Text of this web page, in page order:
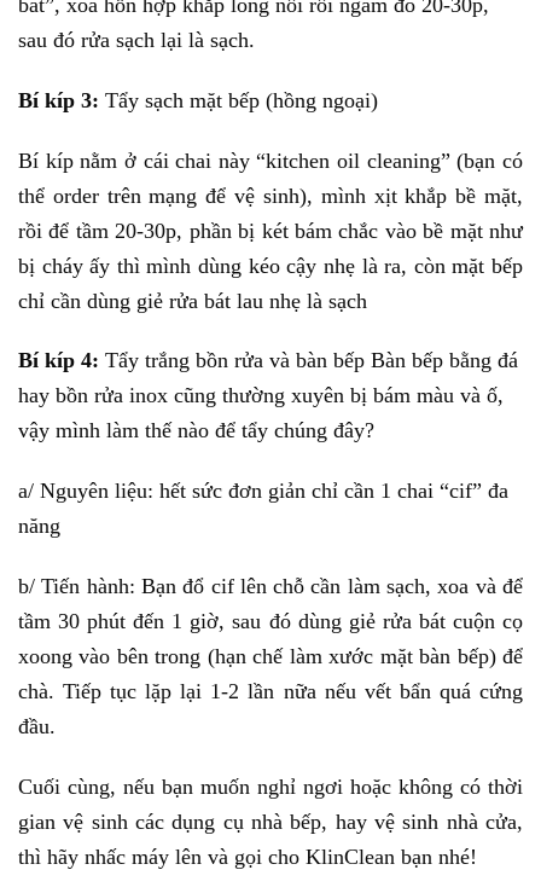
sau đó rửa sạch lại là sạch.
Bí kíp 3: Tẩy sạch mặt bếp (hồng ngoại)
Bí kíp nằm ở cái chai này “kitchen oil cleaning” (bạn có
thể order trên mạng để vệ sinh), mình xịt khắp bề mặt,
rồi để tầm 20-30p, phần bị két bám chắc vào bề mặt như
bị cháy ấy thì mình dùng kéo cậy nhẹ là ra, còn mặt bếp
chỉ cần dùng giẻ rửa bát lau nhẹ là sạch
Bí kíp 4: Tẩy trắng bồn rửa và bàn bếp Bàn bếp bằng đá
hay bồn rửa inox cũng thường xuyên bị bám màu và ố,
vậy mình làm thế nào để tẩy chúng đây?
a/ Nguyên liệu: hết sức đơn giản chỉ cần 1 chai “cif” đa
năng
b/ Tiến hành: Bạn đổ cif lên chỗ cần làm sạch, xoa và để
tầm 30 phút đến 1 giờ, sau đó dùng giẻ rửa bát cuộn cọ
xoong vào bên trong (hạn chế làm xước mặt bàn bếp) để
chà. Tiếp tục lặp lại 1-2 lần nữa nếu vết bẩn quá cứng
đầu.
Cuối cùng, nếu bạn muốn nghỉ ngơi hoặc không có thời
gian vệ sinh các dụng cụ nhà bếp, hay vệ sinh nhà cửa,
thì hãy nhấc máy lên và gọi cho KlinClean bạn nhé!